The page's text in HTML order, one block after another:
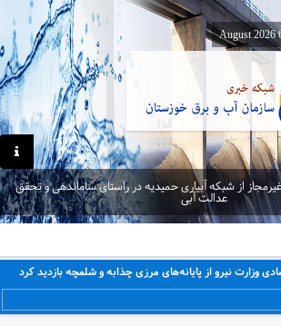
غیرمجاز از شبکه آبیاری حمیدیه در راستای ساماندهی و تحقق
عدالت آبی
وزارت نیرو از پایانه‌های مرزی چذابه و شلمچه بازدید کرد